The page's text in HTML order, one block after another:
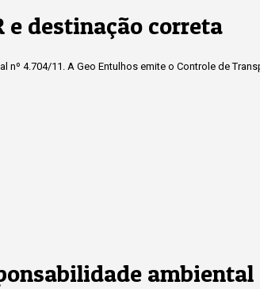
e destinação correta
4.704/11. A Geo Entulhos emite o Controle de
ambiental